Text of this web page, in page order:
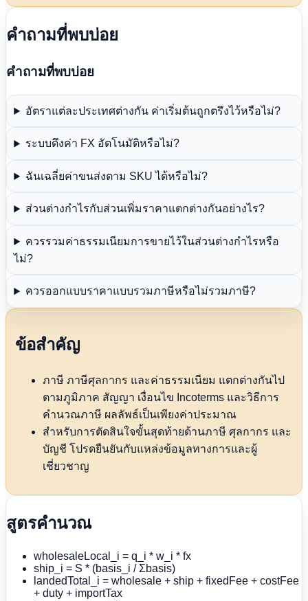
คำถามที่พบบ่อย
คำถามที่พบบ่อย
อัตราแต่ละประเทศต่างกัน ค่าเริ่มต้นถูกตรึงไว้หรือไม่?
ระบบดึงค่า FX อัตโนมัติหรือไม่?
ฉันเฉลี่ยค่าขนส่งตาม SKU ได้หรือไม่?
ส่วนต่างกำไรกับส่วนเพิ่มราคาแตกต่างกันอย่างไร?
ควรรวมค่าธรรมเนียมการขายไว้ในส่วนต่างกำไรหรือ
ไม่?
ควรออกแบบราคาแบบรวมภาษีหรือไม่รวมภาษี?
ข้อสำคัญ
ภาษี ภาษีศุลกากร และค่าธรรมเนียม แตกต่างกันไป
ตามภูมิภาค สัญญา เงื่อนไข Incoterms และวิธีการ
คำนวณภาษี ผลลัพธ์เป็นเพียงค่าประมาณ
สำหรับการตัดสินใจขั้นสุดท้ายด้านภาษี ศุลกากร และ
บัญชี โปรดยืนยันกับแหล่งข้อมูลทางการและผู้
เชี่ยวชาญ
สูตรคำนวณ
wholesaleLocal_i = q_i * w_i * fx
ship_i = S * (basis_i / Σbasis)
landedTotal_i = wholesale + ship + fixedFee + costFee
+ duty + importTax